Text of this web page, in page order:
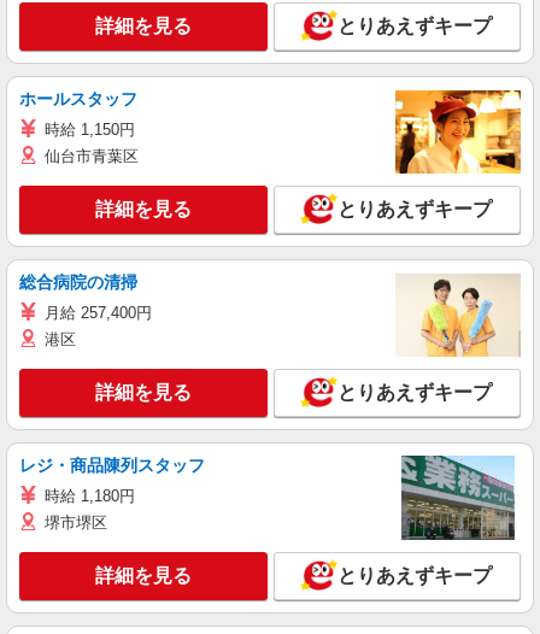
詳細を見る とりあえずキープ
ホールスタッフ
時給 1,150円
仙台市青葉区
詳細を見る とりあえずキープ
総合病院の清掃
月給 257,400円
港区
詳細を見る とりあえずキープ
レジ・商品陳列スタッフ
時給 1,180円
堺市堺区
詳細を見る とりあえずキープ